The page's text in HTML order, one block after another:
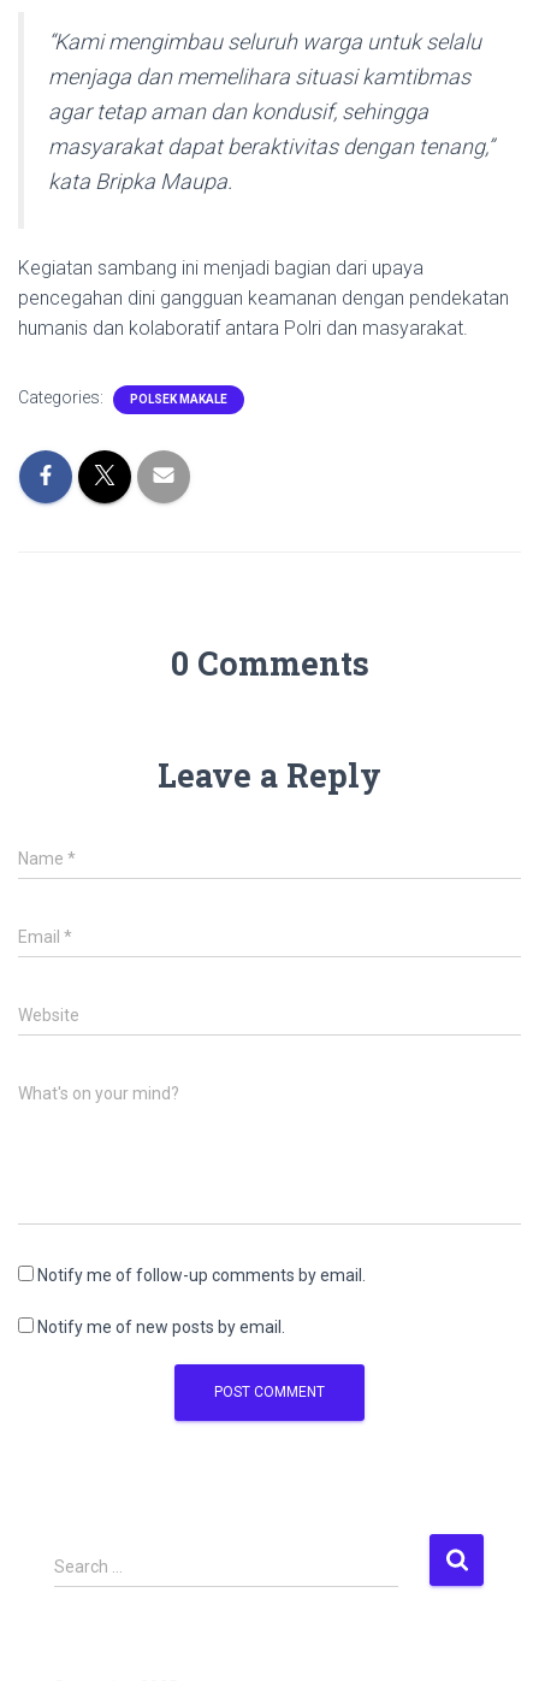
“Kami mengimbau seluruh warga untuk selalu
menjaga dan memelihara situasi kamtibmas
agar tetap aman dan kondusif, sehingga
masyarakat dapat beraktivitas dengan tenang,”
kata Bripka Maupa.
Kegiatan sambang ini menjadi bagian dari upaya
pencegahan dini gangguan keamanan dengan pendekatan
humanis dan kolaboratif antara Polri dan masyarakat.
Categories: POLSEK MAKALE
0 Comments
Leave a Reply
Name *
Email *
Website
What's on your mind?
Notify me of follow-up comments by email.
Notify me of new posts by email.
S
e
Search …